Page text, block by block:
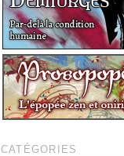
CATÉGORIES